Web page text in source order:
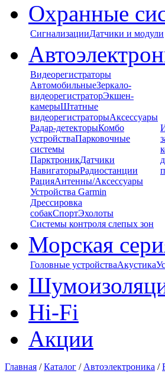
Охранные
СигнализацииДатчики и модули
Видеорегистраторы
АвтомобильныеЗеркало-
видеорегистраторЭкшен-
камерыШтатные
видеорегистраторыАксессуары
Радар-детекторыКомбо
устройстваПарковочные
системы
ПарктроникДатчики
НавигаторыРадиостанции
РацияАнтенны/Аксессуары
Устройства Garmin
Дрессировка
собакСпортЭхолоты
Системы контроля слепых зон
Морская
Головные устройстваАкустика
Hi-Fi
Акции
Главная /Каталог / Автоэлектроника /